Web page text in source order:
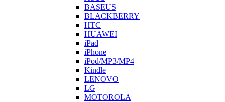
BASEUS
BLACKBERRY
HTC
HUAWEI
iPad
iPhone
iPod/MP3/MP4
Kindle
LENOVO
LG
MOTOROLA